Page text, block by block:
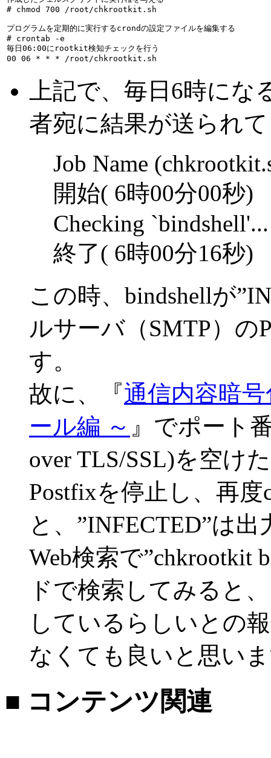
# chmod 700 /root/chkrootkit.sh
プログラムを定期的に実行するcrondの設定ファイルを編集する
# crontab -e
毎日06:00にrootkit検知チェックを行う
00 06 * * * /root/chkrootkit.sh
上記で、毎日6時に
者宛に結果が送られ
Job Name
開始( 6時00分00秒)
Checking
終了( 6時00分16秒)
この時、bindshellが
ルサーバ（SMTP）
す。
故に、『通信内容暗号
ール編 ～ 』でポート
over TLS/SSL)を空け
Postfixを停止し、再
と、”INFECTED”は
Web検索で”chkrootkit
ドで検索してみると
しているらしいとの
なくても良いと思い
■ コンテンツ関連